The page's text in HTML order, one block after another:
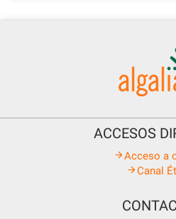
ACCESOS
Acceso a
Canal